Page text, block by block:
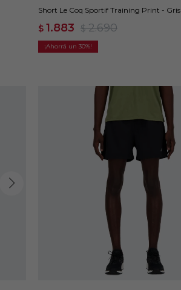
Short Le Coq Sportif Training Print - Gris
$ 1.883 $ 2.690
30